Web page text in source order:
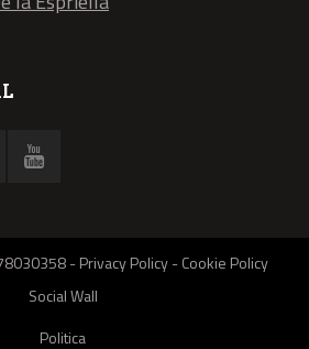
-Privacy Policy-Cookie Policy
Social Wall
Politica